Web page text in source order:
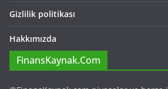
Gizlilik politikası
Hakkımızda
FinansKaynak.Com